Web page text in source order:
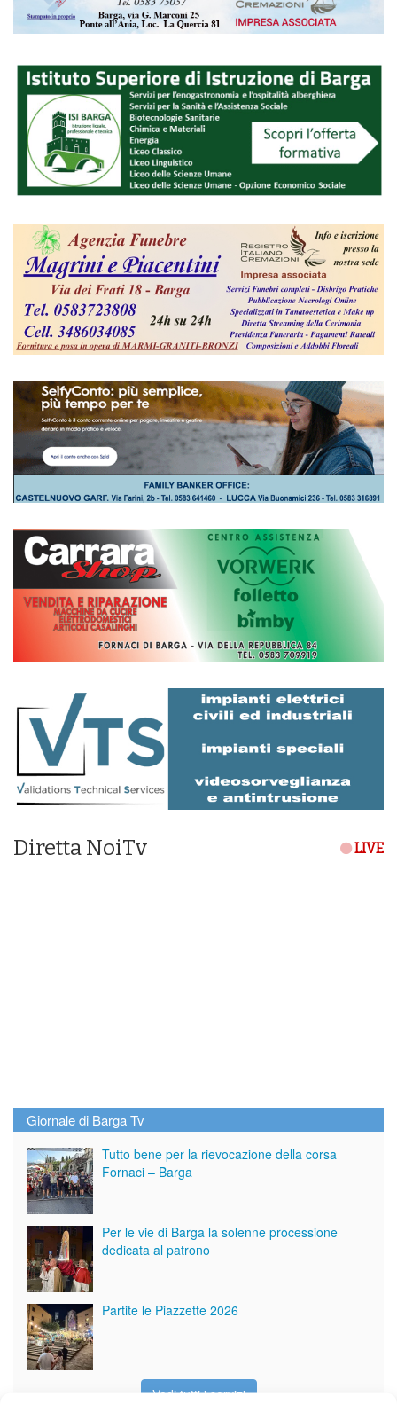
Diretta NoiTv LIVE
Giornale di Barga Tv
Tutto bene per la rievocazione della corsa
Fornaci – Barga
Per le vie di Barga la solenne processione
dedicata al patrono
Partite le Piazzette 2026
Vedi tutti i servizi